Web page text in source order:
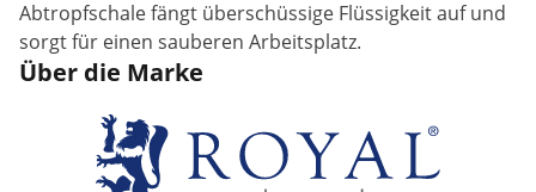
Abtropfschale fängt überschüssige Flüssigkeit auf und
sorgt für einen sauberen Arbeitsplatz.
Über die Marke